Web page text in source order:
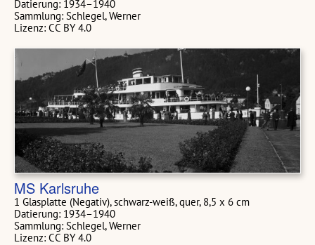
Datierung: 1934–1940
Sammlung: Schlegel, Werner
Lizenz: CC BY 4.0
MS Karlsruhe
1 Glasplatte (Negativ), schwarz-weiß, quer, 8,5 x 6 cm
Datierung: 1934–1940
Sammlung: Schlegel, Werner
Lizenz: CC BY 4.0